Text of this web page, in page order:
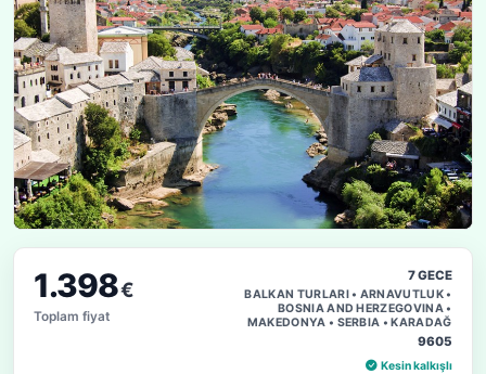
1.398€
Toplam fiyat
7 GECE
BALKAN TURLARI • ARNAVUTLUK •
BOSNIA AND HERZEGOVINA •
MAKEDONYA • SERBIA • KARADAĞ
9605
Kesin kalkışlı